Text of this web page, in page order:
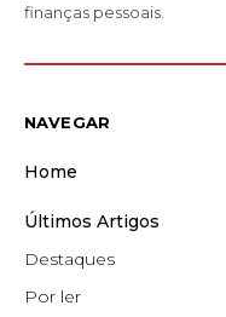
finanças pessoais.
NAVEGAR
Home
Últimos Artigos
Destaques
Por ler